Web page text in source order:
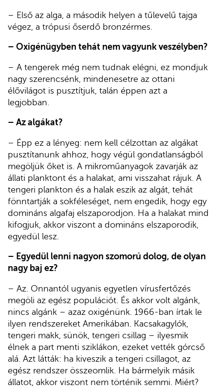
– Első az alga, a második helyen a tűlevelű tajga
végez, a trópusi őserdő bronzérmes.
– Oxigénügyben tehát nem vagyunk veszélyben?
– A tengerek még nem tudnak elégni, ez mondjuk
nagy szerencsénk, mindenesetre az ottani
élővilágot is pusztítjuk, talán éppen azt a
legjobban.
– Az algákat?
– Épp ez a lényeg: nem kell célzottan az algákat
pusztítanunk ahhoz, hogy végül gondatlanságból
megöljük őket is. A mikroműanyagok zavarják az
állati planktont és a halakat, ami visszahat rájuk. A
tengeri plankton és a halak eszik az algát, tehát
fönntartják a sokféleséget, nem engedik, hogy egy
domináns algafaj elszaporodjon. Ha a halakat mind
kifogjuk, akkor viszont a domináns elszaporodik,
egyedül lesz.
– Egyedül lenni nagyon szomorú dolog, de olyan
nagy baj ez?
– Az. Onnantól ugyanis egyetlen vírusfertőzés
megöli az egész populációt. És akkor volt algánk,
nincs algánk – azaz oxigénünk. 1966-ban írtak le
ilyen rendszereket Amerikában. Kacsakagylók,
tengeri makk, sünök, tengeri csillag – ilyesmik
élnek a part menti sziklákon, ezeket vették górcső
alá. Azt látták: ha kiveszik a tengeri csillagot, az
egész rendszer összeomlik. Ha bármelyik másik
állatot, akkor viszont nem történik semmi. Miért?